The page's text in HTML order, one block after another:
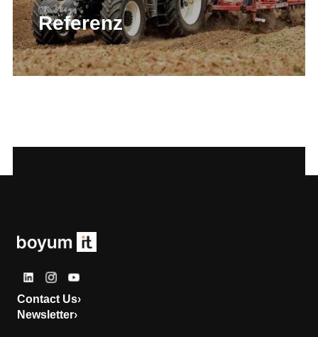
Referenz
Contact Us›
Newsletter›